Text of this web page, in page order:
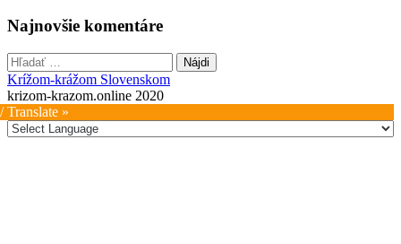
Najnovšie komentáre
Hľadať:
Krížom-krážom Slovenskom
krizom-krazom.online 2020
Translate »